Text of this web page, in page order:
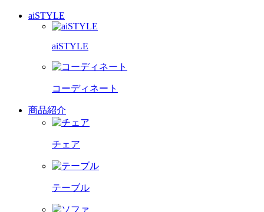
aiSTYLE
aiSTYLE
コーディネート
商品紹介
チェア
テーブル